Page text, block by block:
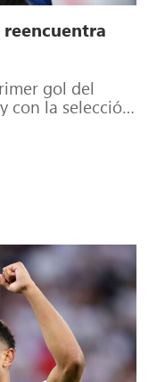
reencuentra
gol del
con la selección